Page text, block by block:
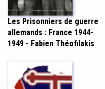
Les Prisonniers de guerre
allemands : France 1944-
1949 - Fabien Théofilakis